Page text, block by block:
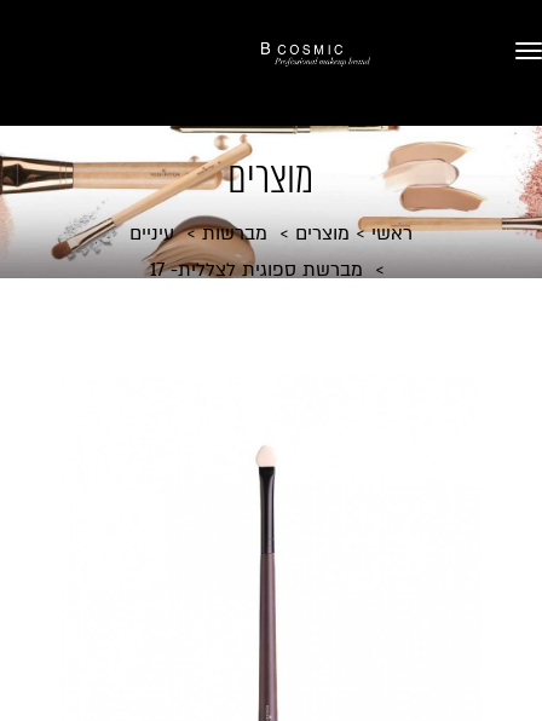
מוצרים
ראשי מוצרים מברשות
עיניים
מברשת ספוגית לצללית- 17